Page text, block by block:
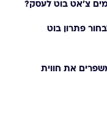
צ׳אט בוט לעסק?
פתרון בוט
את חווית